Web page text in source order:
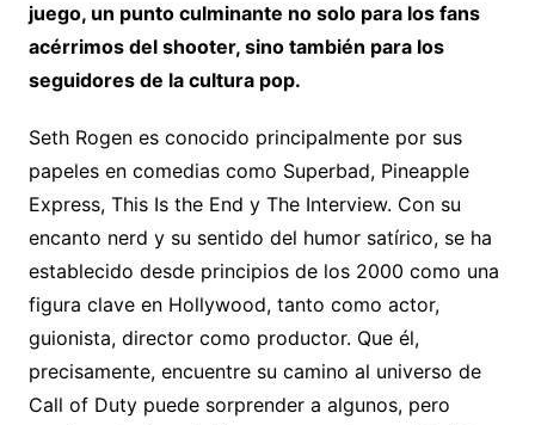
juego, un punto culminante no solo para los fans
acérrimos del shooter, sino también para los
seguidores de la cultura pop.
Seth Rogen es conocido principalmente por sus
papeles en comedias como Superbad, Pineapple
Express, This Is the End y The Interview. Con su
encanto nerd y su sentido del humor satírico, se ha
establecido desde principios de los 2000 como una
figura clave en Hollywood, tanto como actor,
guionista, director como productor. Que él,
precisamente, encuentre su camino al universo de
Call of Duty puede sorprender a algunos, pero